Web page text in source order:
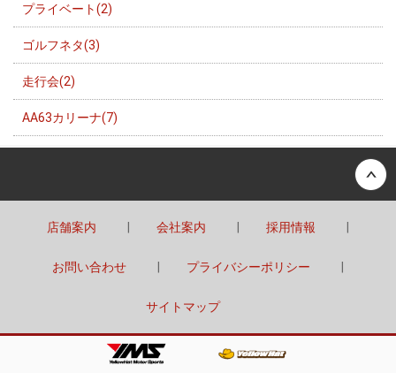
プライベート(2)
ゴルフネタ(3)
走行会(2)
AA63カリーナ(7)
店舗案内 会社案内 採用情報
お問い合わせ プライバシーポリシー
サイトマップ